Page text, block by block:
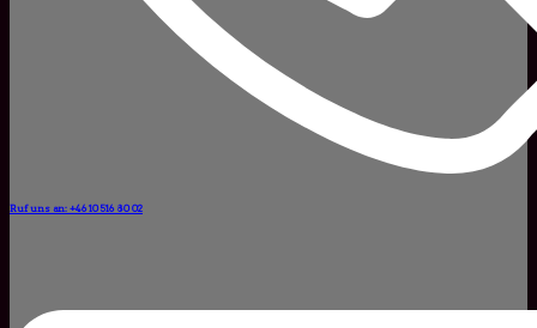
Ruf uns an: +46 10 516 80 02